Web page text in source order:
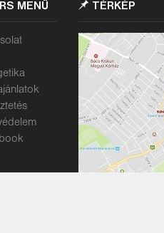
MENÜ TÉRKÉP